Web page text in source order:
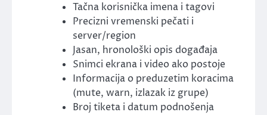
Tačna korisnička imena i tagovi
Precizni vremenski pečati i
server/region
Jasan, hronološki opis događaja
Snimci ekrana i video ako postoje
Informacija o preduzetim koracima
(mute, warn, izlazak iz grupe)
Broj tiketa i datum podnošenja